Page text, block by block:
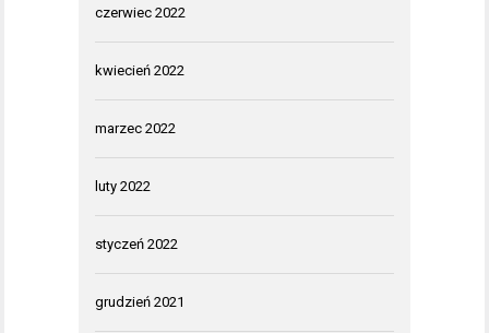
czerwiec 2022
kwiecień 2022
marzec 2022
luty 2022
styczeń 2022
grudzień 2021